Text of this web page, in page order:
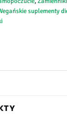
suplementy